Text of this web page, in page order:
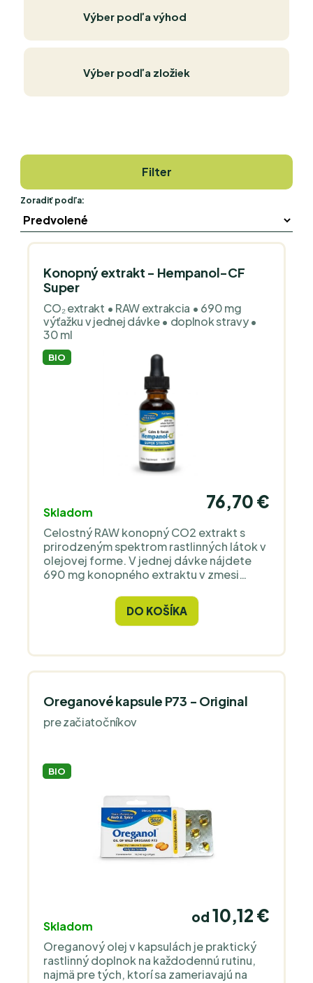
Výber podľa výhod
Výber podľa zložiek
Filter
Zoradiť podľa:
Konopný extrakt - Hempanol-CF
Super
CO₂ extrakt • RAW extrakcia • 690 mg
výťažku v jednej dávke • doplnok stravy •
30 ml
BIO
Skladom
76,70 €
Celostný RAW konopný CO2 extrakt s
prirodzeným spektrom rastlinných látok v
olejovej forme. V jednej dávke nájdete
690 mg konopného extraktu v zmesi
DO KOŠÍKA
Oreganové kapsule P73 - Original
pre začiatočníkov
BIO
Skladom
od 10,12 €
Oreganový olej v kapsulách je praktický
rastlinný doplnok na každodennú rutinu,
najmä pre tých, ktorí sa zameriavajú na